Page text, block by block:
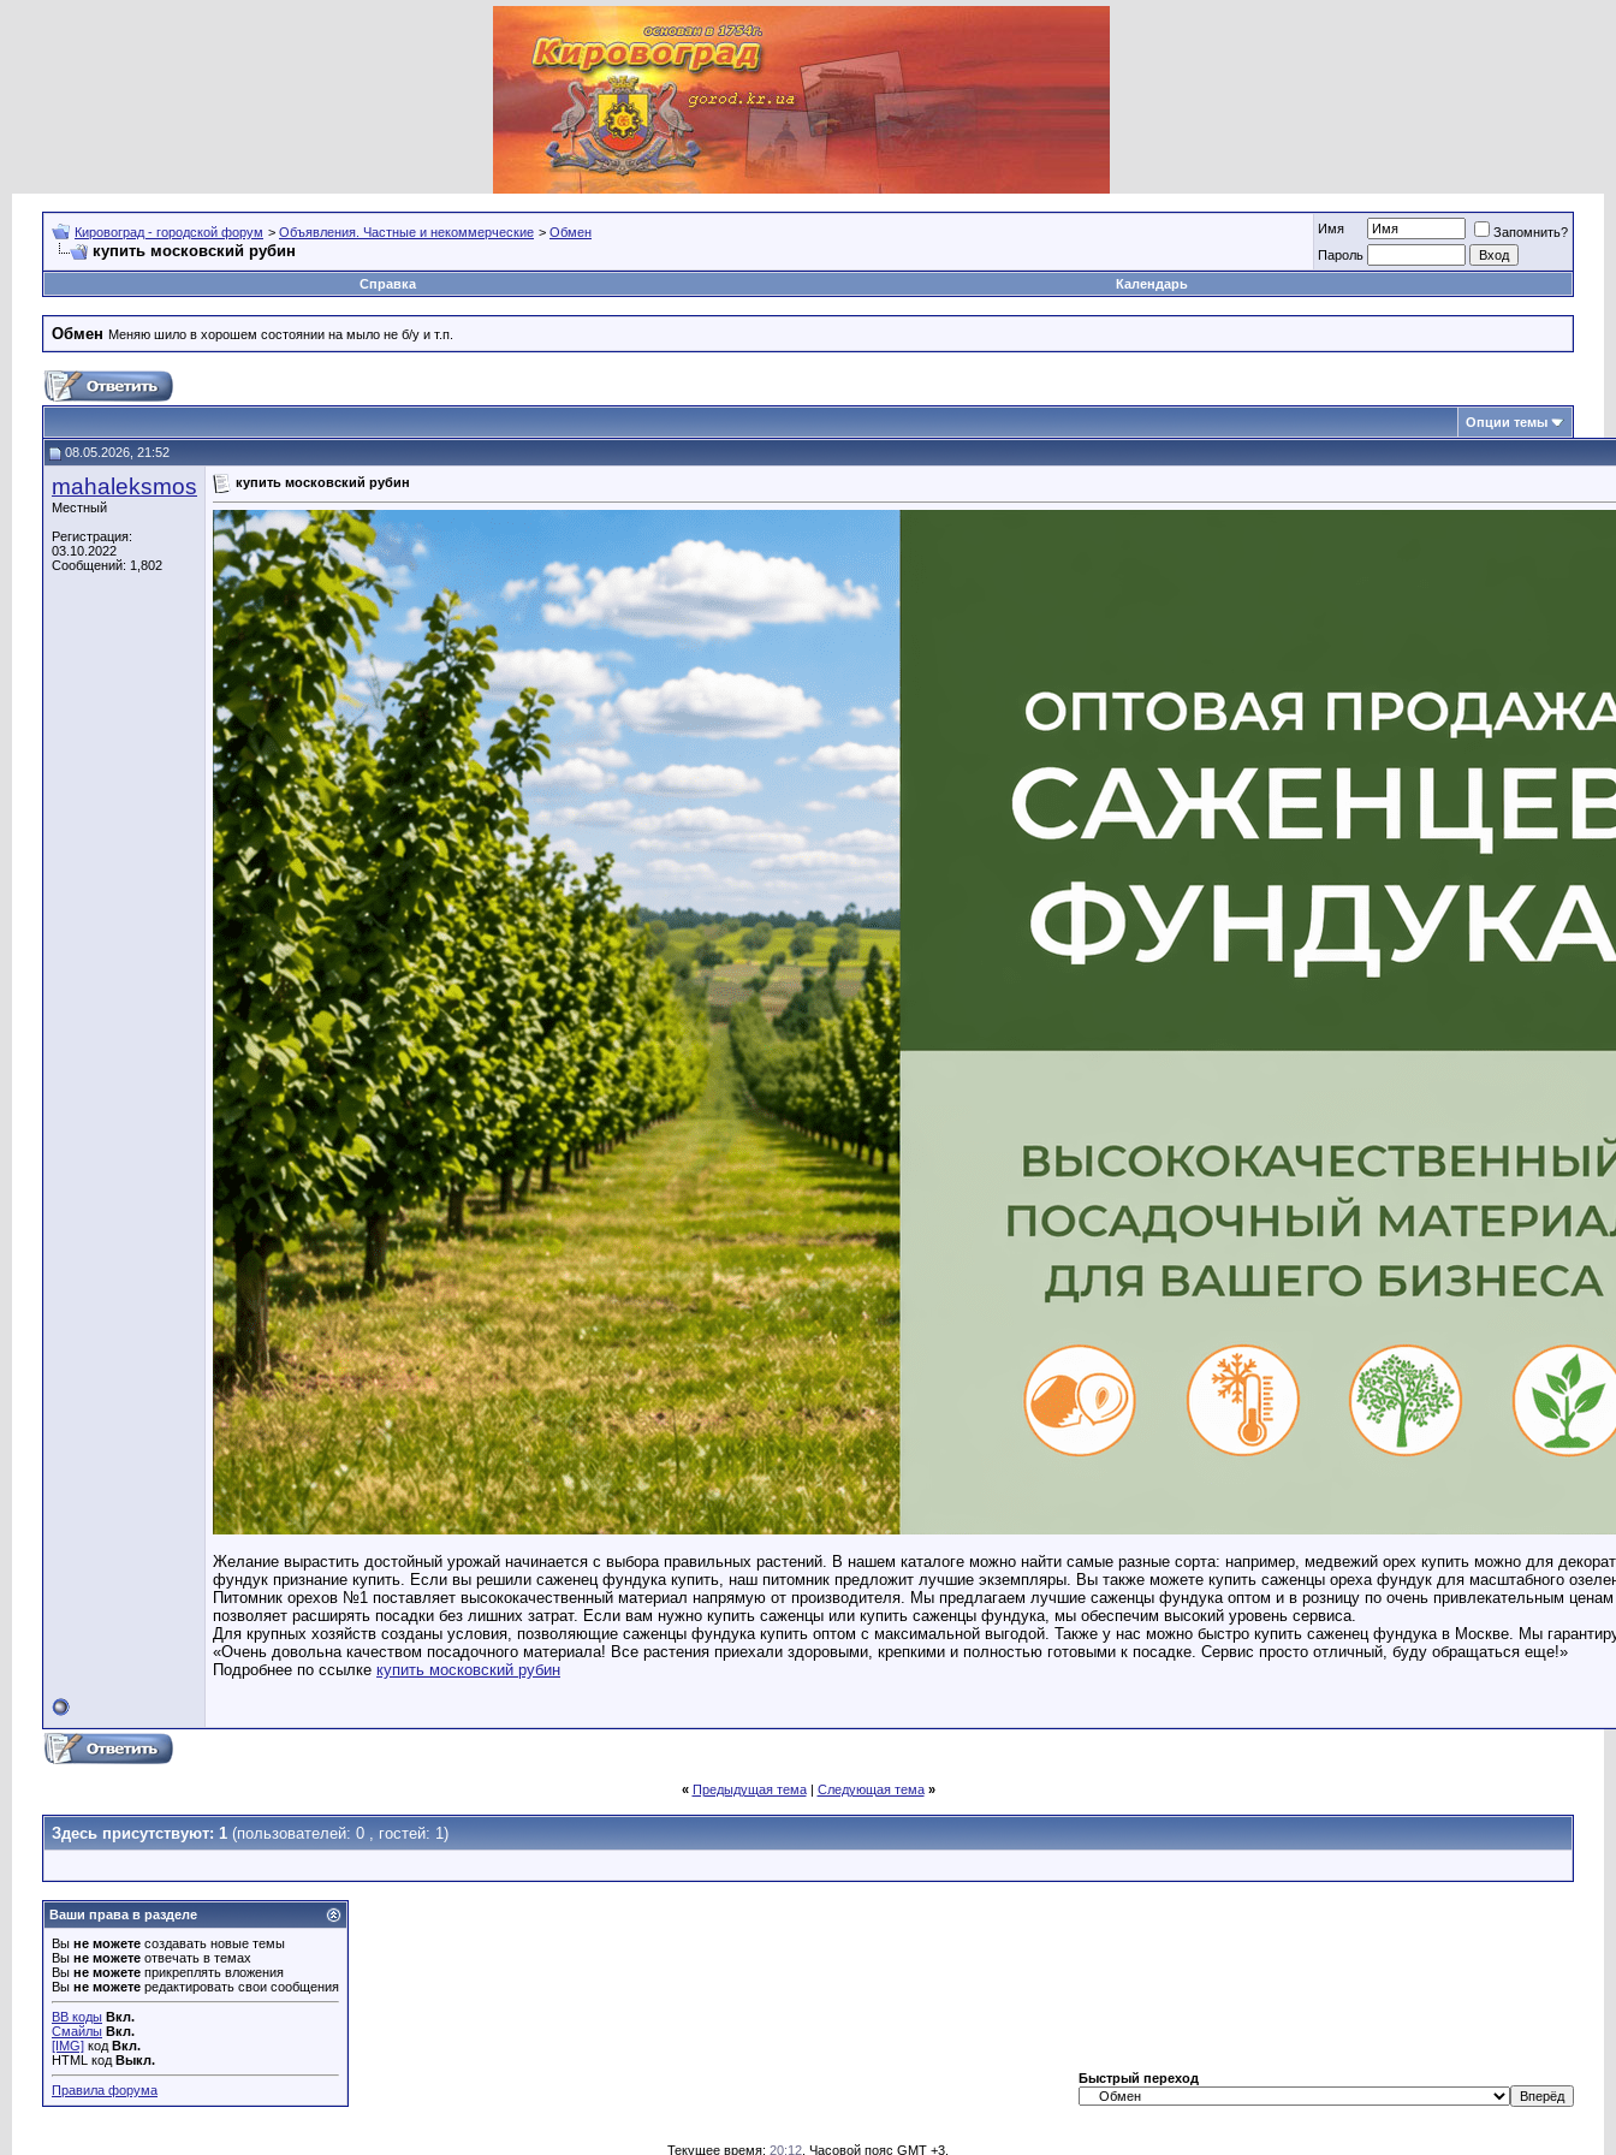
Кировоград - городской форум > Объявления. Частные и некоммерческие > Обмен
купить московский рубин
Имя
Запомнить?
Пароль
Справка
Календарь
Обмен Меняю шило в хорошем состоянии на мыло не б/у и т.п.
Опции темы
08.05.2026, 21:52
mahaleksmos
Местный
Регистрация:
03.10.2022
Сообщений: 1,802
купить московский рубин
Желание вырастить достойный урожай начинается с выбора правильных растений. В нашем каталоге можно найти самые разные сорта: например, медвежий орех купить можно для
фундук признание купить. Если вы решили саженец фундука купить, наш питомник предложит лучшие экземпляры. Вы также можете купить саженцы ореха фундук для масштабного
Питомник орехов №1 поставляет высококачественный материал напрямую от производителя. Мы предлагаем лучшие саженцы фундука оптом и в розницу по очень привлекательным
позволяет расширять посадки без лишних затрат. Если вам нужно купить саженцы или купить саженцы фундука, мы обеспечим высокий уровень сервиса.
Для крупных хозяйств созданы условия, позволяющие саженцы фундука купить оптом с максимальной выгодой. Также у нас можно быстро купить саженец фундука в Москве. Мы
«Очень довольна качеством посадочного материала! Все растения приехали здоровыми, крепкими и полностью готовыми к посадке. Сервис просто отличный, буду обращаться еще!»
Подробнее по ссылке купить московский рубин
« Предыдущая тема| Следующая тема »
Здесь присутствуют: 1 (пользователей: 0 , гостей: 1)
Ваши права в разделе
Вы не можете создавать новые темы
Вы не можете отвечать в темах
Вы не можете прикреплять вложения
Вы не можете редактировать свои сообщения
BB коды Вкл.
Смайлы Вкл.
[IMG] код Вкл.
HTML код Выкл.
Правила форума
Быстрый переход
Текущее время: 20:12 . Часовой пояс GMT +3.